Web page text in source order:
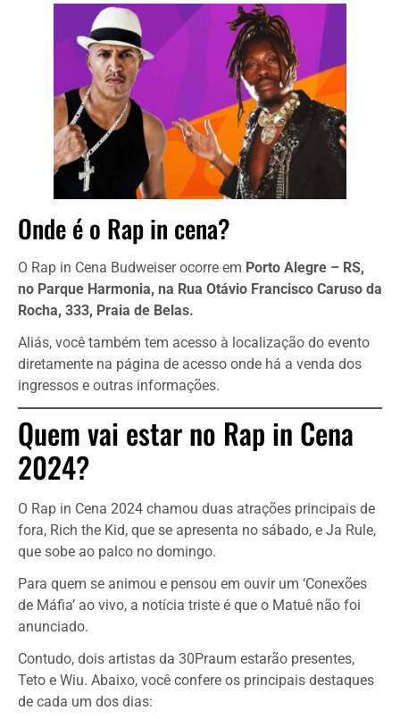
Onde é o Rap in cena?
O Rap in Cena Budweiser ocorre em Porto Alegre – RS,
no Parque Harmonia, na Rua Otávio Francisco Caruso da
Rocha, 333, Praia de Belas.
Aliás, você também tem acesso à localização do evento
diretamente na página de acesso onde há a venda dos
ingressos e outras informações.
Quem vai estar no Rap in Cena
2024?
O Rap in Cena 2024 chamou duas atrações principais de
fora, Rich the Kid, que se apresenta no sábado, e Ja Rule,
que sobe ao palco no domingo.
Para quem se animou e pensou em ouvir um ‘Conexões
de Máfia’ ao vivo, a notícia triste é que o Matuê não foi
anunciado.
Contudo, dois artistas da 30Praum estarão presentes,
Teto e Wiu. Abaixo, você confere os principais destaques
de cada um dos dias: